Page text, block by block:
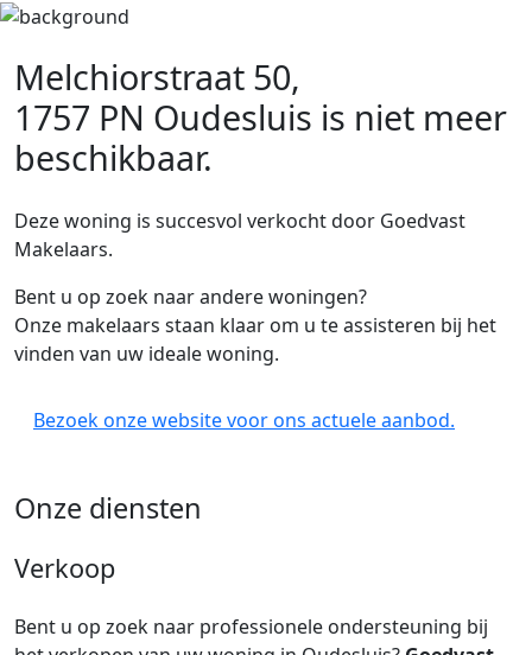
Melchiorstraat 50,
1757 PN Oudesluis is niet meer
beschikbaar.
Deze woning is succesvol verkocht door Goedvast
Makelaars.
Bent u op zoek naar andere woningen?
Onze makelaars staan klaar om u te assisteren bij het
vinden van uw ideale woning.
Bezoek onze website voor ons actuele aanbod.
Onze diensten
Verkoop
Bent u op zoek naar professionele ondersteuning bij